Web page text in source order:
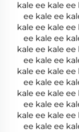
kale ee kale ee
ee kale ee
kale ee kale ee
ee kale ee
kale ee kale ee
ee kale ee
kale ee kale ee
ee kale ee
kale ee kale ee
ee kale ee
kale ee kale ee
ee kale ee